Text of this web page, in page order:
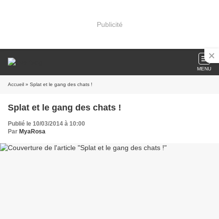
Publicité
MENU
Accueil » Splat et le gang des chats !
Splat et le gang des chats !
Publié le 10/03/2014 à 10:00
Par MyaRosa